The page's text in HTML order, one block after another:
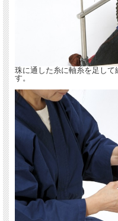
珠に通した糸に軸糸を足して
す。